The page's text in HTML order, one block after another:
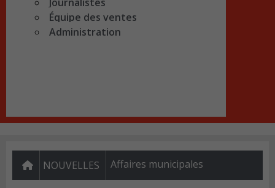
Équipe des ventes
Administration
NOUVELLES Affaires municipales